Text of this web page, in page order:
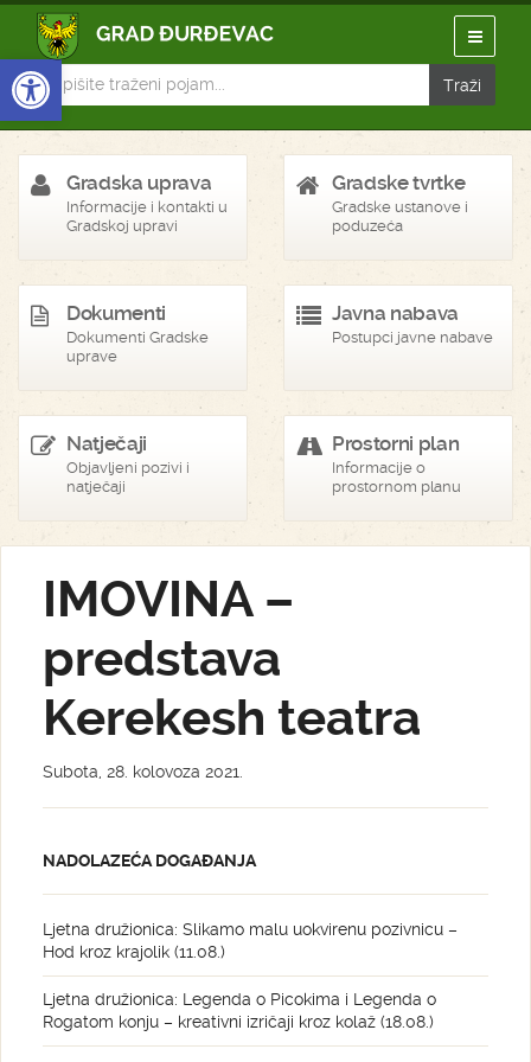
Open toolbar
Gradska uprava
Informacije i kontakti u
Gradskoj upravi
Gradske tvrtke
Gradske ustanove i
poduzeća
Dokumenti
Dokumenti Gradske
uprave
Javna nabava
Postupci javne nabave
Natječaji
Objavljeni pozivi i
natječaji
Prostorni plan
Informacije o
prostornom planu
IMOVINA –
predstava
Kerekesh teatra
Subota, 28. kolovoza 2021.
NADOLAZEĆA DOGAĐANJA
Ljetna družionica: Slikamo malu uokvirenu pozivnicu –
Hod kroz krajolik (11.08.)
Ljetna družionica: Legenda o Picokima i Legenda o
Rogatom konju – kreativni izričaji kroz kolaž (18.08.)